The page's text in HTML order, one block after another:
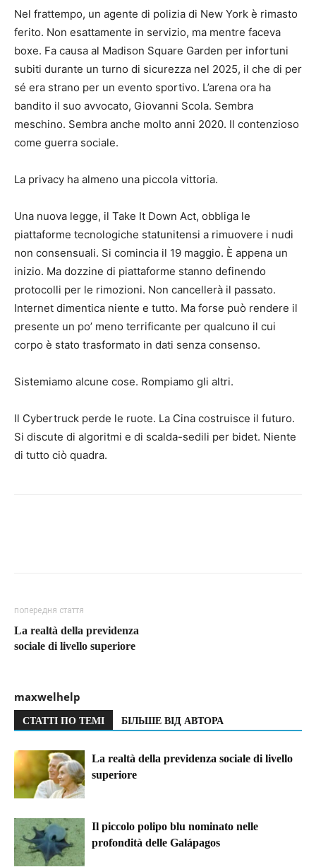
Nel frattempo, un agente di polizia di New York è rimasto
ferito. Non esattamente in servizio, ma mentre faceva
boxe. Fa causa al Madison Square Garden per infortuni
subiti durante un turno di sicurezza nel 2025, il che di per
sé era strano per un evento sportivo. L’arena ora ha
bandito il suo avvocato, Giovanni Scola. Sembra
meschino. Sembra anche molto anni 2020. Il contenzioso
come guerra sociale.
La privacy ha almeno una piccola vittoria.
Una nuova legge, il Take It Down Act, obbliga le
piattaforme tecnologiche statunitensi a rimuovere i nudi
non consensuali. Si comincia il 19 maggio. È appena un
inizio. Ma dozzine di piattaforme stanno definendo
protocolli per le rimozioni. Non cancellerà il passato.
Internet dimentica niente e tutto. Ma forse può rendere il
presente un po’ meno terrificante per qualcuno il cui
corpo è stato trasformato in dati senza consenso.
Sistemiamo alcune cose. Rompiamo gli altri.
Il Cybertruck perde le ruote. La Cina costruisce il futuro.
Si discute di algoritmi e di scalda-sedili per bidet. Niente
di tutto ciò quadra.
попередня стаття
La realtà della previdenza
sociale di livello superiore
maxwelhelp
СТАТТІ ПО ТЕМІ БІЛЬШЕ ВІД АВТОРА
La realtà della previdenza sociale di livello
superiore
Il piccolo polipo blu nominato nelle
profondità delle Galápagos